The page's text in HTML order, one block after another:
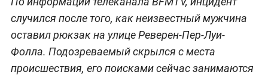
случился после того, как неизвестный мужчина
оставил рюкзак на улице Реверен-Пер-Луи-
Фолла. Подозреваемый скрылся с места
происшествия, его поисками сейчас занимаются